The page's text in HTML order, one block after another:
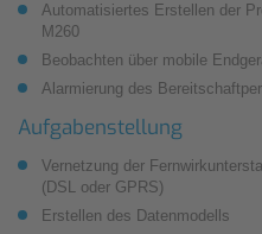
Automatisiertes Erstellen der
M260
Beobachten über mobile
Alarmierung des
Aufgabenstellung
Vernetzung der
(DSL oder GPRS)
Erstellen des Datenmodells